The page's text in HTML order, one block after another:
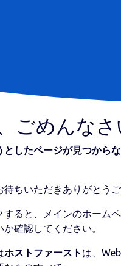
ごめんな
としたページが見つから
待ちいただきありがとう
すると、メインのホーム
確認してください。
ホストファースト は、